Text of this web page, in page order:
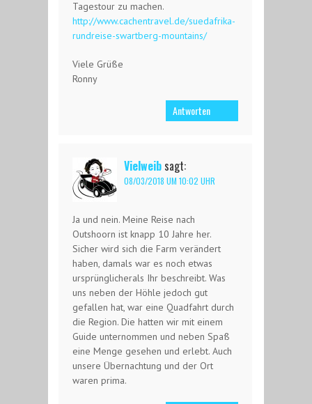
Tagestour zu machen.
http://www.cachentravel.de/suedafrika-
rundreise-swartberg-mountains/
Viele Grüße
Ronny
Antworten
Vielweib sagt:
08/03/2018 UM 10:02 UHR
Ja und nein. Meine Reise nach
Outshoorn ist knapp 10 Jahre her.
Sicher wird sich die Farm verändert
haben, damals war es noch etwas
ursprünglicherals Ihr beschreibt. Was
uns neben der Höhle jedoch gut
gefallen hat, war eine Quadfahrt durch
die Region. Die hatten wir mit einem
Guide unternommen und neben Spaß
eine Menge gesehen und erlebt. Auch
unsere Übernachtung und der Ort
waren prima.